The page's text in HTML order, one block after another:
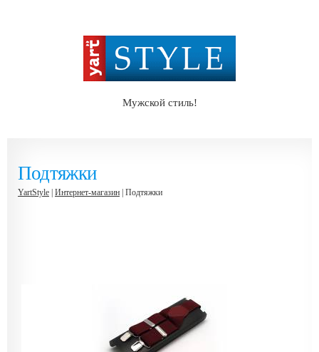
Мужской стиль!
Подтяжки
YartStyle Интернет-магазин | Подтяжки